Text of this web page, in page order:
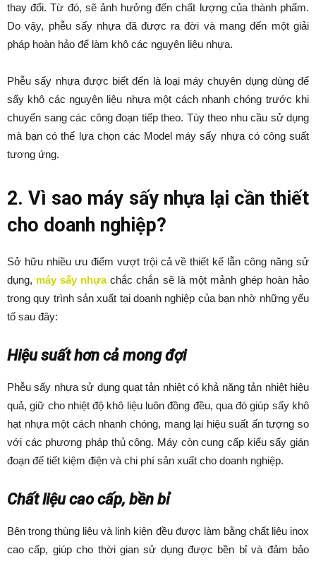
thay đổi. Từ đó, sẽ ảnh hưởng đến chất lượng của thành phẩm.
Do vậy, phễu sấy nhựa đã được ra đời và mang đến một giải
pháp hoàn hảo để làm khô các nguyên liệu nhựa.
Phễu sấy nhựa được biết đến là loại máy chuyên dụng dùng để
sấy khô các nguyên liệu nhựa một cách nhanh chóng trước khi
chuyển sang các công đoạn tiếp theo. Tùy theo nhu cầu sử dụng
mà bạn có thể lựa chọn các Model máy sấy nhựa có công suất
tương ứng.
2. Vì sao máy sấy nhựa lại cần thiết
cho doanh nghiệp?
Sở hữu nhiều ưu điểm vượt trội cả về thiết kế lẫn công năng sử
dụng, máy sấy nhựachắc chắn sẽ là một mảnh ghép hoàn hảo
trong quy trình sản xuất tại doanh nghiệp của bạn nhờ những yếu
tố sau đây:
Hiệu suất hơn cả mong đợi
Phễu sấy nhựa sử dụng quạt tản nhiệt có khả năng tản nhiệt hiệu
quả, giữ cho nhiệt độ khô liệu luôn đồng đều, qua đó giúp sấy khô
hạt nhựa một cách nhanh chóng, mang lại hiệu suất ấn tượng so
với các phương pháp thủ công. Máy còn cung cấp kiểu sấy gián
đoạn để tiết kiệm điện và chi phí sản xuất cho doanh nghiệp.
Chất liệu cao cấp, bền bỉ
Bên trong thùng liệu và linh kiện đều được làm bằng chất liệu inox
cao cấp, giúp cho thời gian sử dụng được bền bỉ và đảm bảo